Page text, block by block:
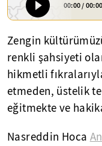
00:00/
Zengin
renkli şahsiyeti
hikmetli
etmeden, üstelik
eğitmekte ve
Nasreddin Hoca